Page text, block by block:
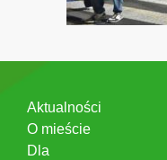
Aktualności
O mieście
Dla